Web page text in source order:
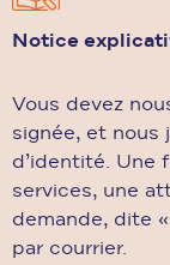
Notice
Vous devez
signée, et
d’identité. Une
services, une
demande, dite
par courrier.